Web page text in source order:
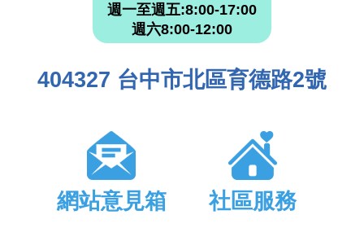
週一至週五:8:00-17:00
週六8:00-12:00
404327 台中市北區育德路2號
網站意見箱 社區服務